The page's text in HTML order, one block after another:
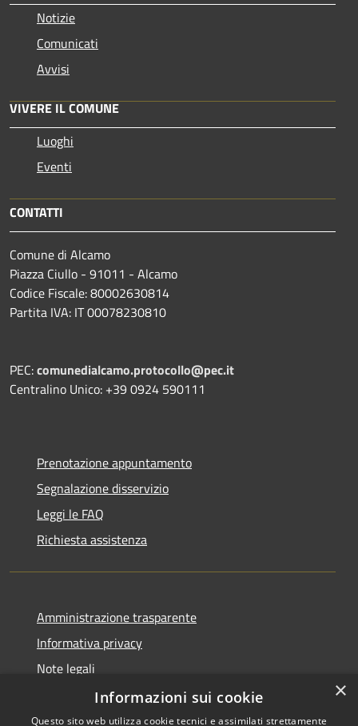
Notizie
Comunicati
Avvisi
VIVERE IL COMUNE
Luoghi
Eventi
CONTATTI
Comune di Alcamo
Piazza Ciullo - 91011 - Alcamo
Codice Fiscale: 80002630814
Partita IVA: IT 00078230810
PEC:comunedialcamo.protocollo@pec.it
Centralino Unico: +39 0924 590111
Prenotazione appuntamento
Segnalazione disservizio
Leggi le FAQ
Richiesta assistenza
Amministrazione trasparente
Informativa privacy
Note legali
Dichiarazione di accessibilità
×
Informazioni sui cookie
Questo sito web utilizza cookie tecnici e assimilati strettamente